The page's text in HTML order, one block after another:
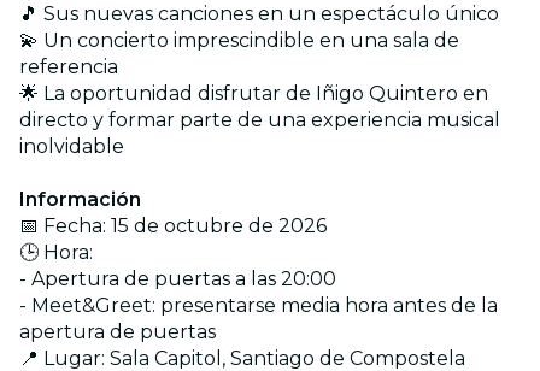
🎵 Sus nuevas canciones en un espectáculo único
💫 Un concierto imprescindible en una sala de
referencia
🌟 La oportunidad disfrutar de Iñigo Quintero en
directo y formar parte de una experiencia musical
inolvidable
Información
📅 Fecha: 15 de octubre de 2026
🕒 Hora:
- Apertura de puertas a las 20:00
- Meet&Greet: presentarse media hora antes de la
apertura de puertas
📍 Lugar: Sala Capitol, Santiago de Compostela